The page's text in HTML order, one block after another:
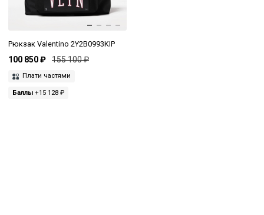
Рюкзак Valentino 2Y2B0993KIP
100 850 ₽ 155 100 ₽
Плати частями
Баллы +15 128 ₽